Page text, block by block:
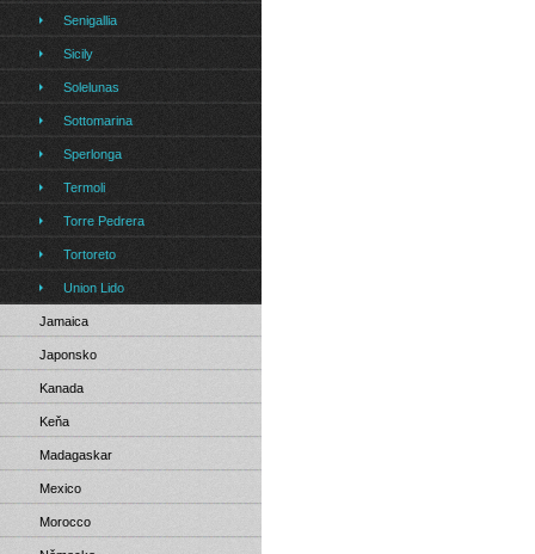
Senigallia
Sicily
Solelunas
Sottomarina
Sperlonga
Termoli
Torre Pedrera
Tortoreto
Union Lido
Jamaica
Japonsko
Kanada
Keňa
Madagaskar
Mexico
Morocco